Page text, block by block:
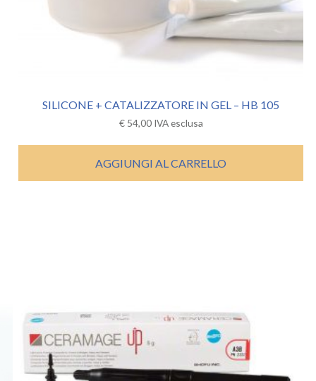
SILICONE + CATALIZZATORE IN GEL – HB 105
€54,00 IVA esclusa
AGGIUNGI AL CARRELLO